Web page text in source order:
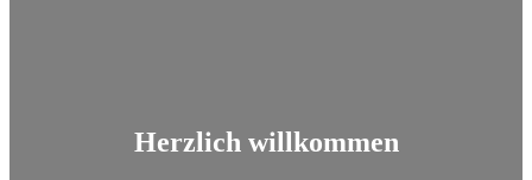
Herzlich willkommen